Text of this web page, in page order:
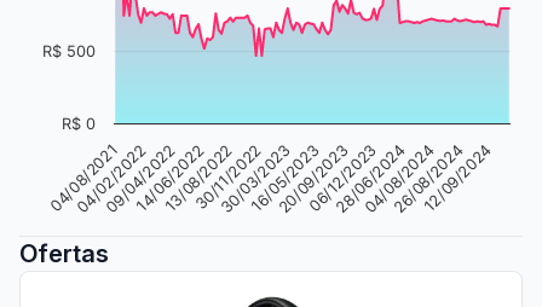
04/08/2021
04/02/2022
09/04/2022
14/06/2022
13/08/2022
30/11/2022
30/03/2023
16/05/2023
20/09/2023
06/12/2023
28/06/2024
04/08/2024
26/08/2024
12/09/2024
R$ 0
R$ 500
Ofertas